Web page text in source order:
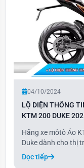
04/10/2024
LỘ DIỆN THÔNG
KTM 200 DUKE
Hãng xe môtô Áo
Duke dành cho thị
đón nhận mẫu xe
được nâng cấp với
Đọc tiếp